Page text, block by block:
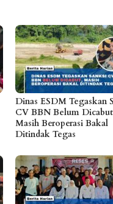
Dinas ESDM Tegaskan
CV BBN Belum
Masih Beroperasi Bakal
Ditindak Tegas